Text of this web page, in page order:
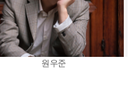
원우준